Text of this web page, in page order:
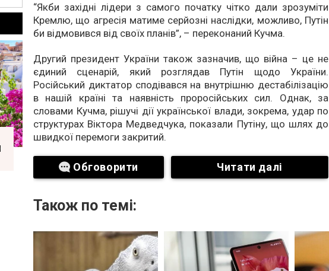
“Якби західні лідери з самого початку чітко дали зрозуміти
Кремлю, що агресія матиме серйозні наслідки, можливо, Путін
би відмовився від своїх планів”, – переконаний Кучма.
Другий президент України також зазначив, що війна – це не
єдиний сценарій, який розглядав Путін щодо України.
Російський диктатор сподівався на внутрішню дестабілізацію
в нашій країні та наявність проросійських сил. Однак, за
словами Кучма, рішучі дії української влади, зокрема, удар по
структурах Віктора Медведчука, показали Путіну, що шлях до
швидкої перемоги закритий.
Обговорити Читати далі
Також по темі: